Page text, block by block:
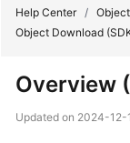
New
Help Center /
Object Download
Overview
Updated on 2024-12-